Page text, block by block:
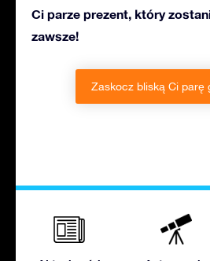
Ci parze prezent, który
zawsze!
Zaskocz bliską Ci parę